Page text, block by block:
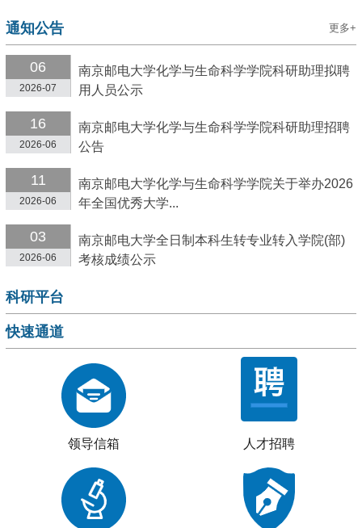
通知公告 更多+
06
2026-07
南京邮电大学化学与生命科学学院科研助理拟聘
用人员公示
16
2026-06
南京邮电大学化学与生命科学学院科研助理招聘
公告
11
2026-06
南京邮电大学化学与生命科学学院关于举办2026
年全国优秀大学...
03
2026-06
南京邮电大学全日制本科生转专业转入学院(部)
考核成绩公示
科研平台
快速通道
领导信箱 人才招聘